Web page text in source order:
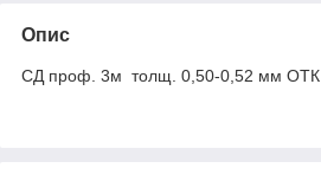
Опис
СД проф. 3м толщ. 0,50-0,52 мм ОТК